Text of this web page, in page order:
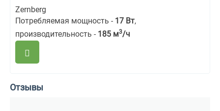
Zernberg
Потребляемая мощность - 17 Вт,
производительность - 185 м3/ч
Отзывы